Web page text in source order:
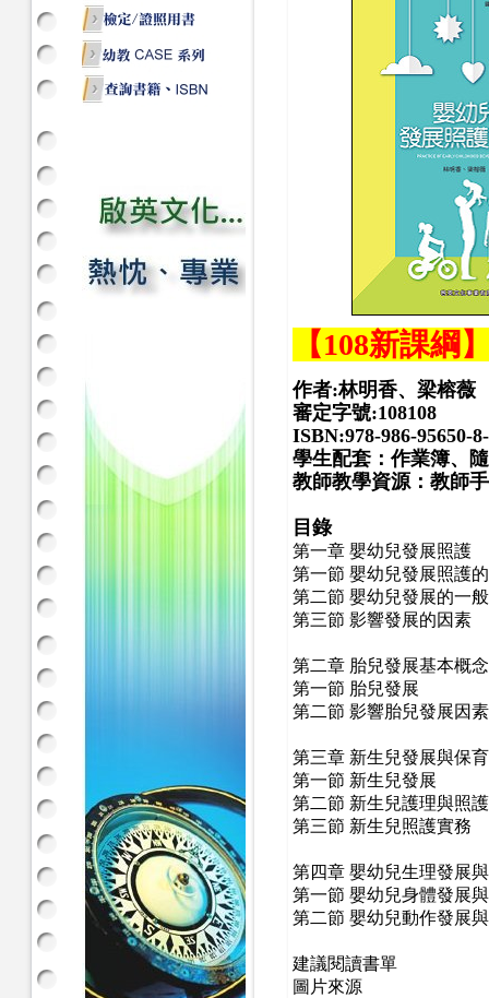
【108新課綱
作者:林明香、梁榕薇
審定字號:108108
ISBN:978-986-95650-
學生配套：作業簿、
教師教學資源：教師
目錄
第一章 嬰幼兒發展照護
第一節 嬰幼兒發展照護
第二節 嬰幼兒發展的一
第三節 影響發展的因素
第二章 胎兒發展基本概念
第一節 胎兒發展
第二節 影響胎兒發展因素
第三章 新生兒發展與保育
第一節 新生兒發展
第二節 新生兒護理與照護
第三節 新生兒照護實務
第四章 嬰幼兒生理發展
第一節 嬰幼兒身體發展
第二節 嬰幼兒動作發展
建議閱讀書單
圖片來源